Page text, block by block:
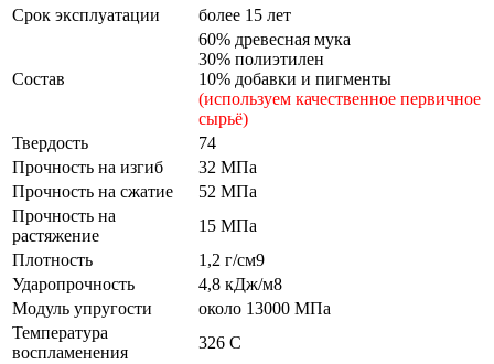
Срок эксплуатации
более 15 лет
Состав
60% древесная мука
30% полиэтилен
10% добавки и пигменты
(используем качественное первичное
сырьё)
Твердость
74
Прочность на изгиб
32 МПа
Прочность на сжатие
52 МПа
Прочность на
растяжение
15 МПа
Плотность
1,2 г/см9
Ударопрочность
4,8 кДж/м8
Модуль упругости
около 13000 МПа
Температура
воспламенения
326 С